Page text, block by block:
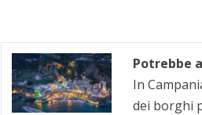
Potrebbe
In
dei borghi